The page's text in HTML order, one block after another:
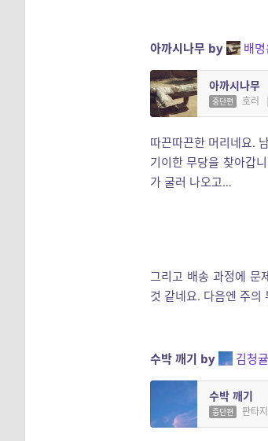
아까시나무 by 배명
아까시나무
중단편 호러 |
따끈따끈한 머리네요.
기이한 무당을 찾아갑
가 굴러 나오고…
그리고 배송 과정에 문
것 같네요. 다음엔 주의
수박 깨기 by 김청귤
수박 깨기
중단편 판타